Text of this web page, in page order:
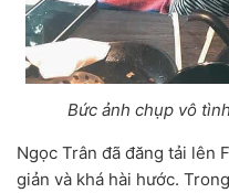
Bức ảnh chụp vô
Ngọc Trân đã đăng tải lên
giản và khá hài hước.